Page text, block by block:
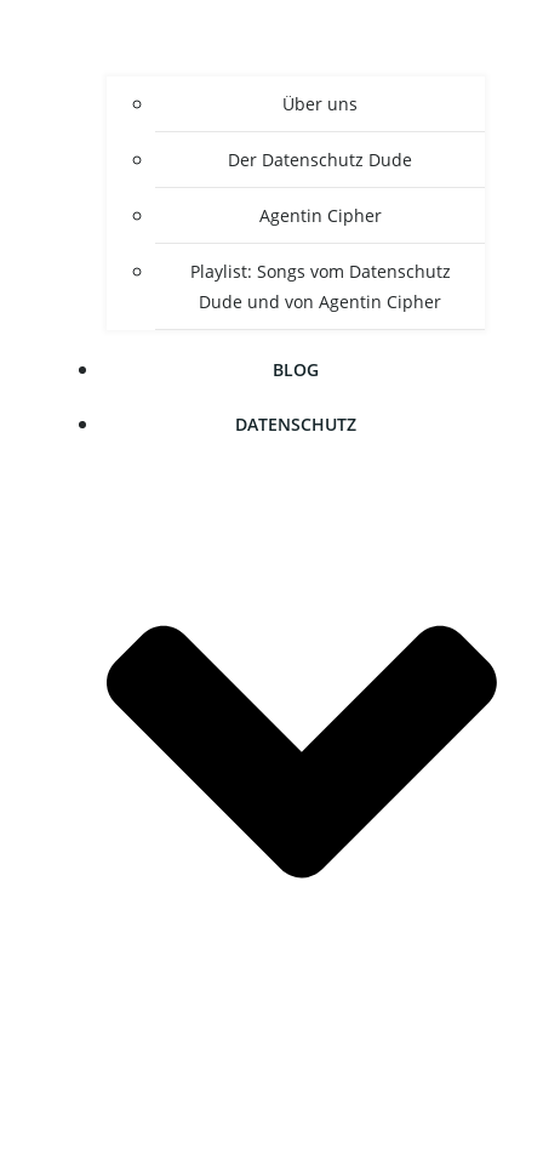
Über uns
Der Daten­schutz Dude
Agen­tin Cipher
Play­list: Songs vom Daten­schutz
Dude und von Agen­tin Cipher
BLOG
DATEN­SCHUTZ